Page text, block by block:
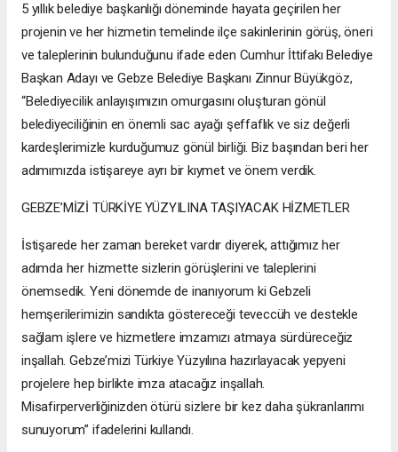
5 yıllık belediye başkanlığı döneminde hayata geçirilen her
projenin ve her hizmetin temelinde ilçe sakinlerinin görüş, öneri
ve taleplerinin bulunduğunu ifade eden Cumhur İttifakı Belediye
Başkan Adayı ve Gebze Belediye Başkanı Zinnur Büyükgöz,
“Belediyecilik anlayışımızın omurgasını oluşturan gönül
belediyeciliğinin en önemli sac ayağı şeffaflık ve siz değerli
kardeşlerimizle kurduğumuz gönül birliği. Biz başından beri her
adımımızda istişareye ayrı bir kıymet ve önem verdik.
GEBZE’MİZİ TÜRKİYE YÜZYILINA TAŞIYACAK HİZMETLER
İstişarede her zaman bereket vardır diyerek, attığımız her
adımda her hizmette sizlerin görüşlerini ve taleplerini
önemsedik. Yeni dönemde de inanıyorum ki Gebzeli
hemşerilerimizin sandıkta göstereceği teveccüh ve destekle
sağlam işlere ve hizmetlere imzamızı atmaya sürdüreceğiz
inşallah. Gebze’mizi Türkiye Yüzyılına hazırlayacak yepyeni
projelere hep birlikte imza atacağız inşallah.
Misafirperverliğinizden ötürü sizlere bir kez daha şükranlarımı
sunuyorum” ifadelerini kullandı.